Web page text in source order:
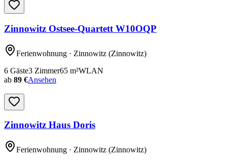
Zinnowitz Ostsee-Quartett W10OQP
Ferienwohnung · Zinnowitz (Zinnowitz)
6 Gäste3 Zimmer65 m²WLAN
ab 89 €Ansehen
Zinnowitz Haus Doris
Ferienwohnung · Zinnowitz (Zinnowitz)